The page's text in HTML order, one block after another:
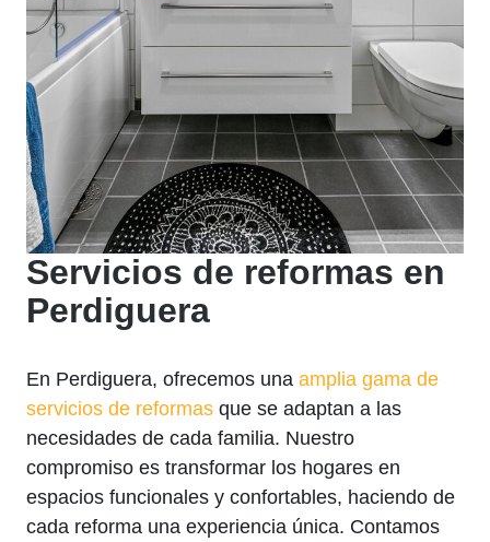
Servicios de reformas en
Perdiguera
En Perdiguera, ofrecemos una amplia gama de
servicios de reformas que se adaptan a las
necesidades de cada familia. Nuestro
compromiso es transformar los hogares en
espacios funcionales y confortables, haciendo de
cada reforma una experiencia única. Contamos